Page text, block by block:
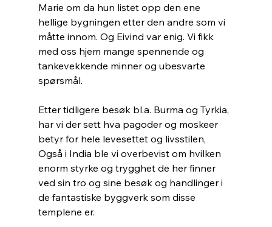
Marie om da hun listet opp den ene
hellige bygningen etter den andre som vi
måtte innom. Og Eivind var enig. Vi fikk
med oss hjem mange spennende og
tankevekkende minner og ubesvarte
spørsmål.
Etter tidligere besøk bl.a. Burma og Tyrkia,
har vi der sett hva pagoder og moskeer
betyr for hele levesettet og livsstilen,
Også i India ble vi overbevist om hvilken
enorm styrke og trygghet de her finner
ved sin tro og sine besøk og handlinger i
de fantastiske byggverk som disse
templene er.